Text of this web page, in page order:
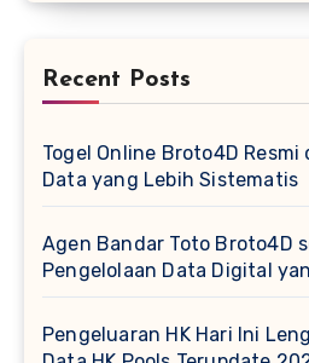
Recent Posts
Togel Online Broto4D
Data yang Lebih Sistematis
Agen Bandar Toto Broto4D
Pengelolaan Data Digital
Pengeluaran HK Hari Ini